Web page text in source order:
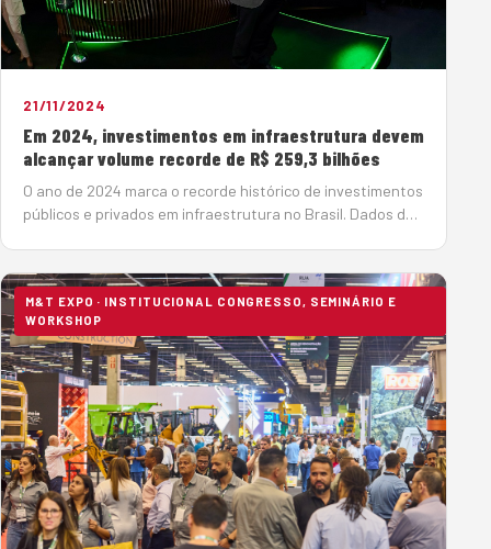
21/11/2024
Em 2024, investimentos em infraestrutura devem
alcançar volume recorde de R$ 259,3 bilhões
O ano de 2024 marca o recorde histórico de investimentos
públicos e privados em infraestrutura no Brasil. Dados da
milhões neste an…
M&T EXPO · INSTITUCIONAL CONGRESSO, SEMINÁRIO E
WORKSHOP